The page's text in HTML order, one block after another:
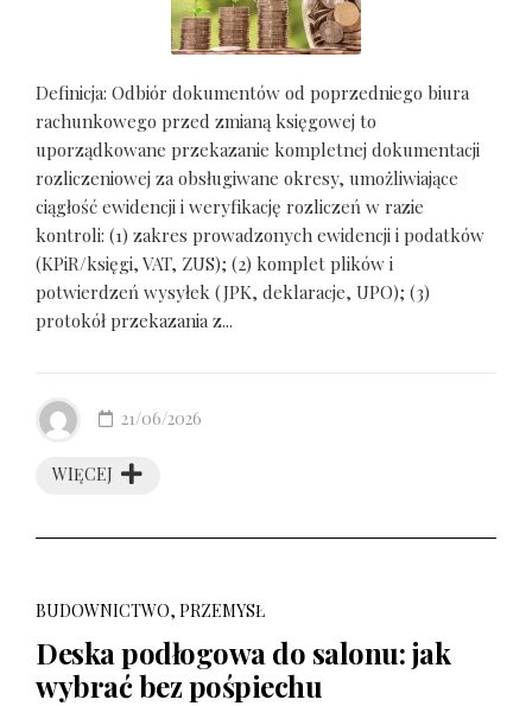
Definicja: Odbiór dokumentów od poprzedniego biura
rachunkowego przed zmianą księgowej to
uporządkowane przekazanie kompletnej dokumentacji
rozliczeniowej za obsługiwane okresy, umożliwiające
ciągłość ewidencji i weryfikację rozliczeń w razie
kontroli: (1) zakres prowadzonych ewidencji i podatków
(KPiR/księgi, VAT, ZUS); (2) komplet plików i
potwierdzeń wysyłek (JPK, deklaracje, UPO); (3)
protokół przekazania z...
WIĘCEJ
21/06/2026
BUDOWNICTWO, PRZEMYSŁ
Deska podłogowa do salonu: jak
wybrać bez pośpiechu